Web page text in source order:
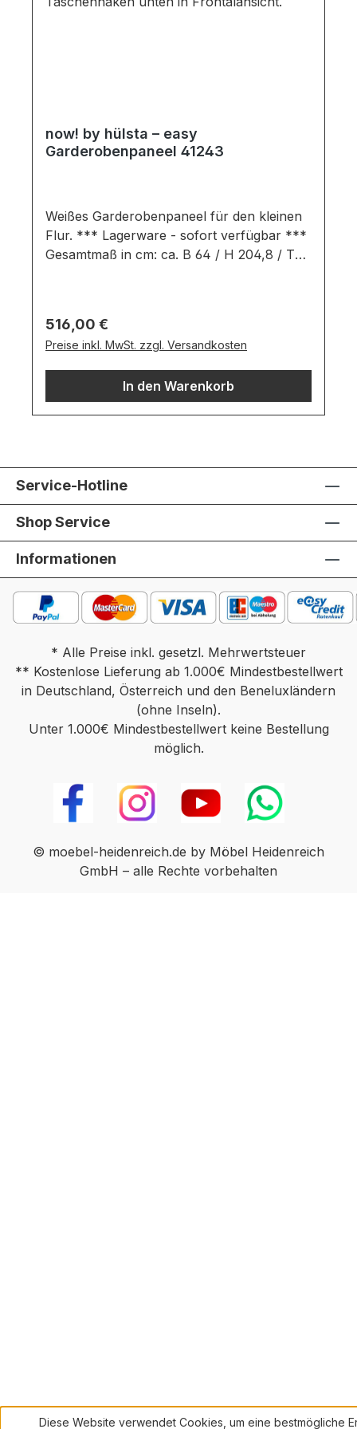
now! by hülsta – easy
Garderobenpaneel 41243
Weißes Garderobenpaneel für den kleinen
Flur. *** Lagerware - sofort verfügbar ***
Gesamtmaß in cm: ca. B 64 / H 204,8 / T
Taschenhaken Wichtige
Informationen:Hängeelemente dürfen nur
an absolut festem Mauerwerk montiert
werden.Möbel ist vormontiert (Restmontage
enthalten. Abbildung kann abweichen.
Regulärer Preis:
516,00 €
Preise inkl. MwSt. zzgl. Versandkosten
In den Warenkorb
Service-Hotline
Shop Service
Informationen
* Alle Preise inkl. gesetzl. Mehrwertsteuer
** Kostenlose Lieferung ab 1.000€ Mindestbestellwert
in Deutschland, Österreich und den Beneluxländern
(ohne Inseln).
Unter 1.000€ Mindestbestellwert keine Bestellung
möglich.
© moebel-heidenreich.de by Möbel Heidenreich
GmbH – alle Rechte vorbehalten
Diese Website verwendet Cookies, um eine bestmögliche